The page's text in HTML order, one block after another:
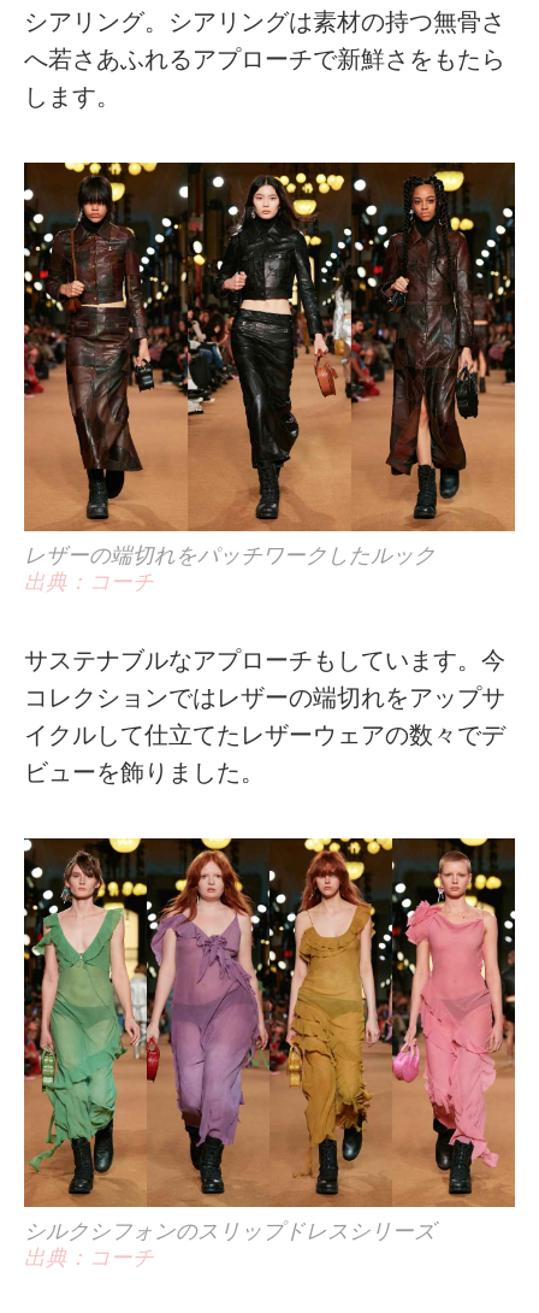
シアリング。シアリングは素材の持つ無骨さ
へ若さあふれるアプローチで新鮮さをもたら
します。
レザーの端切れをパッチワークしたルック
出典：コーチ
サステナブルなアプローチもしています。今
コレクションではレザーの端切れをアップサ
イクルして仕立てたレザーウェアの数々でデ
ビューを飾りました。
シルクシフォンのスリップドレスシリーズ
出典：コーチ